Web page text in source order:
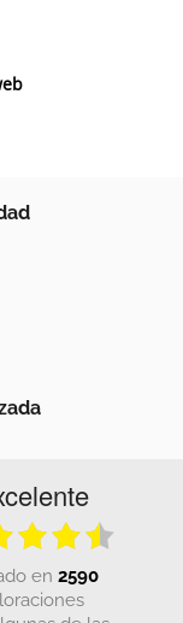
en 2590